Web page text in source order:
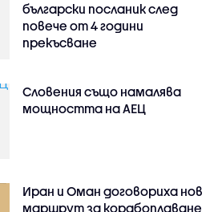
български посланик след
повече от 4 години
прекъсване
Словения също намалява
мощността на АЕЦ
Иран и Оман договориха нов
маршрут за корабоплаване